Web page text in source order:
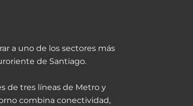
a uno de los sectores más
de Santiago.
de tres líneas de Metro y
combina conectividad,